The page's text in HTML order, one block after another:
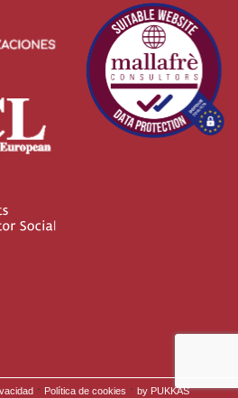
· Política de cookies · by PUKKAS